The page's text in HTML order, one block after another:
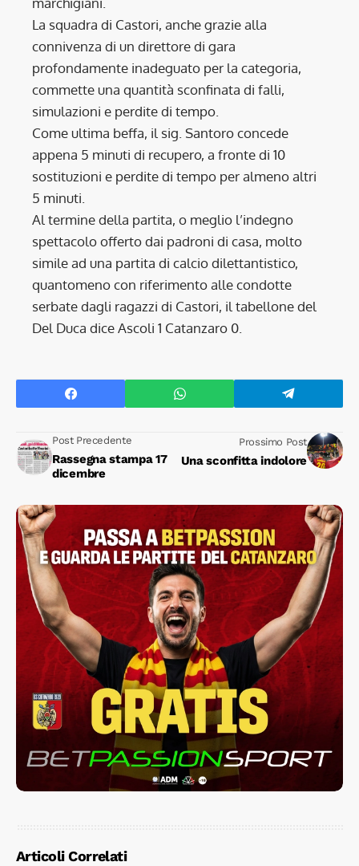
La squadra di Castori, anche grazie alla
connivenza di un direttore di gara
profondamente inadeguato per la categoria,
commette una quantità sconfinata di falli,
simulazioni e perdite di tempo.
Come ultima beffa, il sig. Santoro concede
appena 5 minuti di recupero, a fronte di 10
sostituzioni e perdite di tempo per almeno altri
5 minuti.
Al termine della partita, o meglio l’indegno
spettacolo offerto dai padroni di casa, molto
simile ad una partita di calcio dilettantistico,
quantomeno con riferimento alle condotte
serbate dagli ragazzi di Castori, il tabellone del
Del Duca dice Ascoli 1 Catanzaro 0.
Post Precedente
Rassegna stampa 17
dicembre
Prossimo Post
Una sconfitta indolore
Articoli Correlati